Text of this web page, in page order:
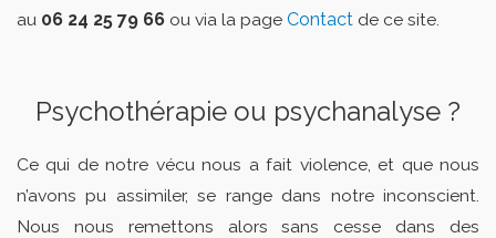
au 06 24 25 79 66 ou via la page Contact de ce site.
Psychothérapie ou psychanalyse ?
Ce qui de notre vécu nous a fait violence, et que nous
n’avons pu assimiler, se range dans notre inconscient.
Nous nous remettons alors sans cesse dans des